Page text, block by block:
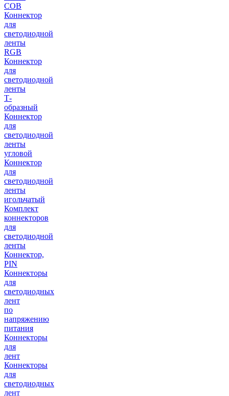
COB
Коннектор
для
светодиодной
ленты
RGB
Коннектор
для
светодиодной
ленты
Т-
образный
Коннектор
для
светодиодной
ленты
угловой
Коннектор
для
светодиодной
ленты
игольчатый
Комплект
коннекторов
для
светодиодной
ленты
Коннектор,
PIN
Коннекторы
для
светодиодных
лент
по
напряжению
питания
Коннекторы
для
лент
Коннекторы
для
светодиодных
лент